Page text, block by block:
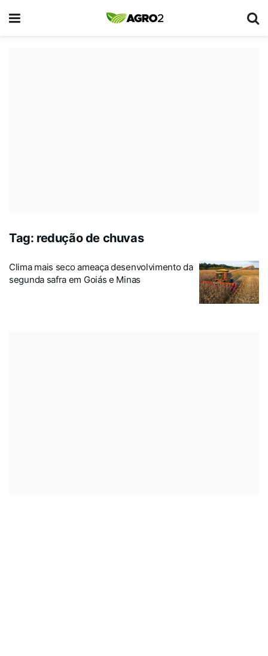
Tag: redução de chuvas
Clima mais seco ameaça desenvolvimento da
segunda safra em Goiás e Minas